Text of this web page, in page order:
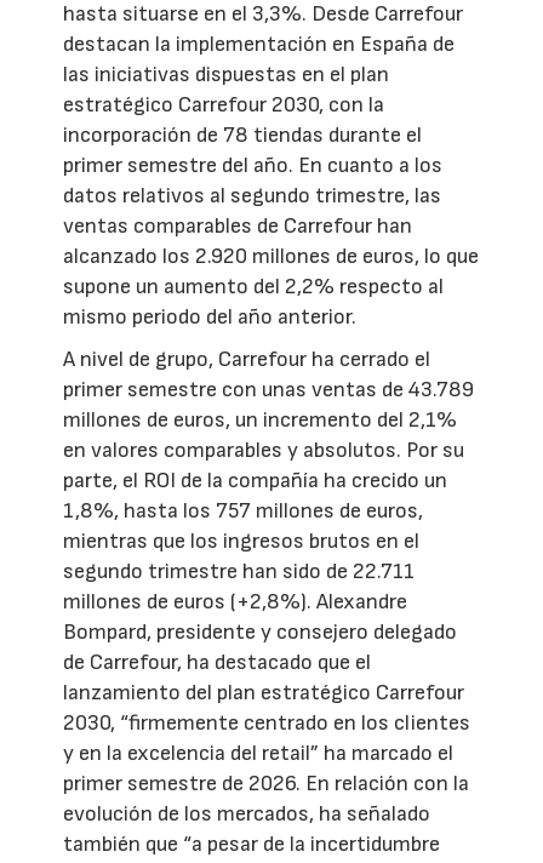
hasta situarse en el 3,3%. Desde Carrefour
destacan la implementación en España de
las iniciativas dispuestas en el plan
estratégico Carrefour 2030, con la
incorporación de 78 tiendas durante el
primer semestre del año. En cuanto a los
datos relativos al segundo trimestre, las
ventas comparables de Carrefour han
alcanzado los 2.920 millones de euros, lo que
supone un aumento del 2,2% respecto al
mismo periodo del año anterior.
A nivel de grupo, Carrefour ha cerrado el
primer semestre con unas ventas de 43.789
millones de euros, un incremento del 2,1%
en valores comparables y absolutos. Por su
parte, el ROI de la compañía ha crecido un
1,8%, hasta los 757 millones de euros,
mientras que los ingresos brutos en el
segundo trimestre han sido de 22.711
millones de euros (+2,8%). Alexandre
Bompard, presidente y consejero delegado
de Carrefour, ha destacado que el
lanzamiento del plan estratégico Carrefour
2030, “firmemente centrado en los clientes
y en la excelencia del retail” ha marcado el
primer semestre de 2026. En relación con la
evolución de los mercados, ha señalado
también que “a pesar de la incertidumbre